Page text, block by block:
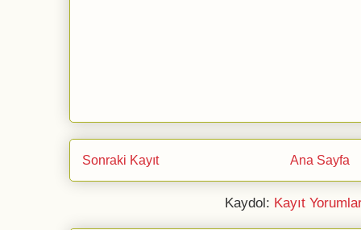
Sonraki Kayıt Ana Sayfa
Kaydol: Kayıt